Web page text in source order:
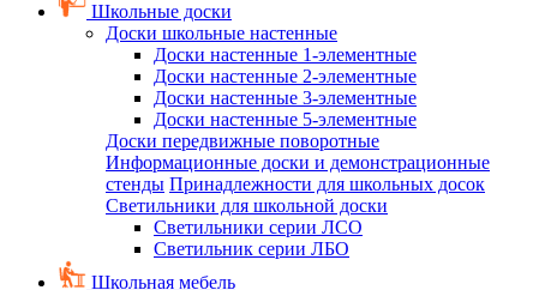
Школьные доски
Доски школьные настенные
Доски настенные 1-элементные
Доски настенные 2-элементные
Доски настенные 3-элементные
Доски настенные 5-элементные
Доски передвижные поворотные
Информационные доски и демонстрационные
стенды Принадлежности для школьных досок
Светильники для школьной доски
Светильники серии ЛСО
Светильник серии ЛБО
Школьная мебель